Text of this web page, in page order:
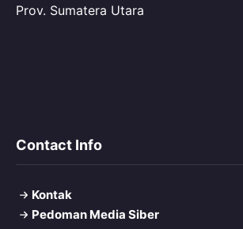
Prov. Sumatera Utara
Contact Info
Kontak
Pedoman Media Siber